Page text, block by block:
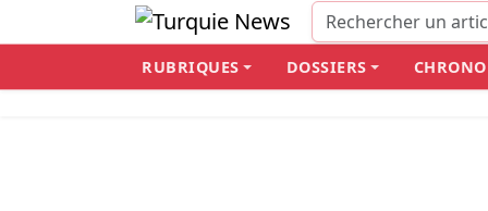
RUBRIQUES DOSSIERS